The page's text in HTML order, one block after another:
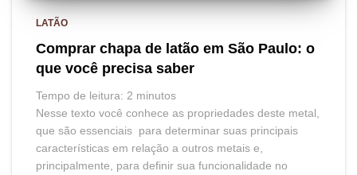
LATÃO
Comprar chapa de latão em São Paulo: o
que você precisa saber
Tempo de leitura: 2 minutos
Nesse texto você conhece as propriedades deste metal,
que são essenciais para determinar suas principais
características em relação a outros metais e,
principalmente, para definir sua funcionalidade no